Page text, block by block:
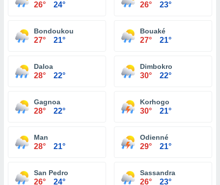
26° 24° 26° 23°
Bondoukou
27° 21°
Bouaké
27° 21°
Daloa
28° 22°
Dimbokro
30° 22°
Gagnoa
28° 22°
Korhogo
30° 21°
Man
28° 21°
Odienné
29° 21°
San Pedro
26° 24°
Sassandra
26° 23°